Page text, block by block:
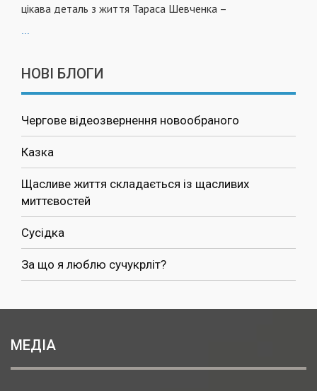
цікава деталь з життя Тараса Шевченка –
НОВІ БЛОГИ
Чергове відеозвернення новообраного
Казка
Щасливе життя складається із щасливих
миттєвостей
Сусідка
За що я люблю сучукрліт?
МЕДІА